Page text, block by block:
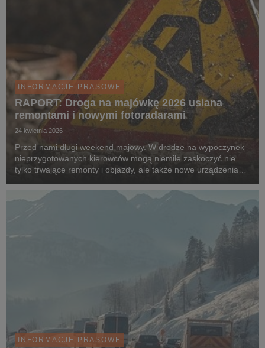
INFORMACJE PRASOWE
RAPORT: Droga na majówkę 2026 usiana
remontami i nowymi fotoradarami
24 kwietnia 2026
Przed nami długi weekend majowy. W drodze na wypoczynek
nieprzygotowanych kierowców mogą niemile zaskoczyć nie
tylko trwające remonty i objazdy, ale także nowe urządzenia
prędkości. Planując podróż trzeba liczyć się r...
INFORMACJE PRASOWE